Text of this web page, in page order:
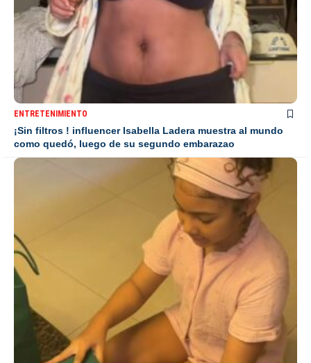
ENTRETENIMIENTO
¡Sin filtros ! influencer Isabella Ladera muestra al mundo
como quedó, luego de su segundo embarazao